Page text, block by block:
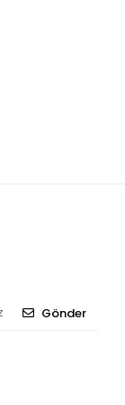
Gönder